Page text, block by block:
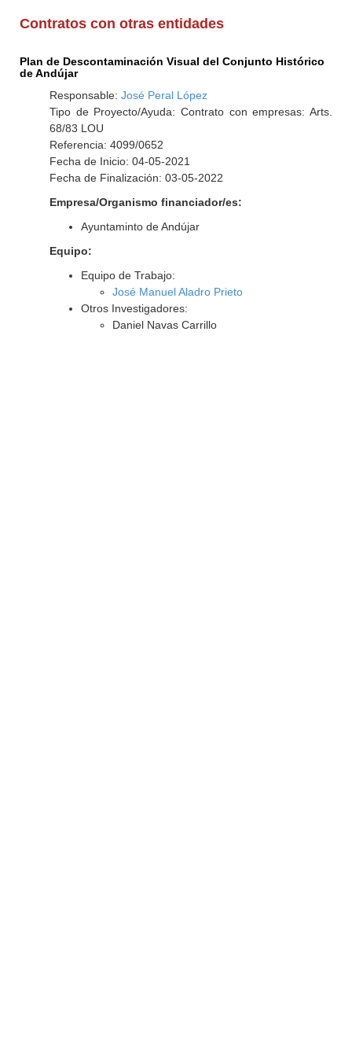
Contratos con otras entidades
Plan de Descontaminación Visual del Conjunto Histórico
de Andújar
Responsable: José Peral López
Tipo de Proyecto/Ayuda: Contrato con empresas: Arts.
68/83 LOU
Referencia: 4099/0652
Fecha de Inicio: 04-05-2021
Fecha de Finalización: 03-05-2022
Empresa/Organismo financiador/es:
Ayuntaminto de Andújar
Equipo:
Equipo de Trabajo:
José Manuel Aladro Prieto
Otros Investigadores:
Daniel Navas Carrillo